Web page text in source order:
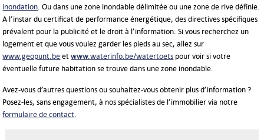
inondation. Ou dans une zone inondable délimitée ou une zone de rive définie.
A l’instar du certificat de performance énergétique, des directives spécifiques
prévalent pour la publicité et le droit à l’information. Si vous recherchez un
logement et que vous voulez garder les pieds au sec, allez sur
www.geopunt.beetwww.waterinfo.be/watertoets pour voir si votre
éventuelle future habitation se trouve dans une zone inondable.
Avez-vous d’autres questions ou souhaitez-vous obtenir plus d’information ?
Posez-les, sans engagement, à nos spécialistes de l’immobilier via notre
formulaire de contact.